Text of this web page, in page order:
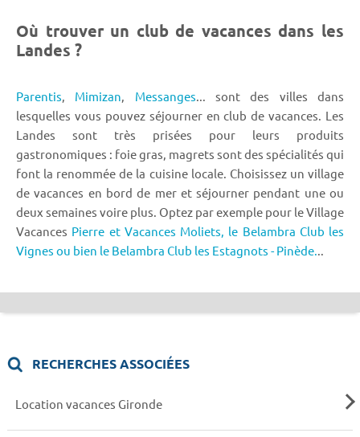
Où trouver un club de vacances dans les
Landes ?
Parentis, Mimizan, Messanges... sont des villes dans
lesquelles vous pouvez séjourner en club de vacances. Les
Landes sont très prisées pour leurs produits
gastronomiques : foie gras, magrets sont des spécialités qui
font la renommée de la cuisine locale. Choisissez un village
de vacances en bord de mer et séjourner pendant une ou
deux semaines voire plus. Optez par exemple pour le Village
Vacances Pierre et Vacances Moliets, le Belambra Club les
Vignes ou bien le Belambra Club les Estagnots - Pinède...
RECHERCHES ASSOCIÉES
Location vacances Gironde